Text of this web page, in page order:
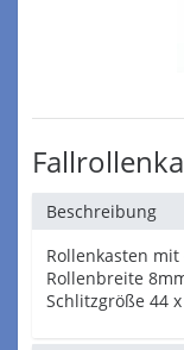
Beschreibung
Rollenkasten
Rollenbreite
Schlitzgröße 44